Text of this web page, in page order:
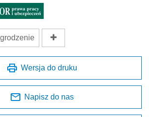
Wersja do druku
Napisz do nas